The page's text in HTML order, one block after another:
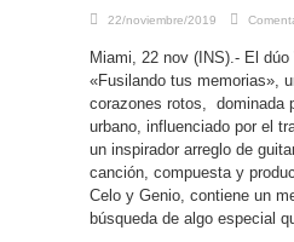
22/noviembre/2019
Miami, 22 nov (INS).- El
«Fusilando tus memorias»,
corazones rotos, dominada
urbano, influenciado por el
un inspirador arreglo de
canción, compuesta y
Celo y Genio, contiene un
búsqueda de algo especial